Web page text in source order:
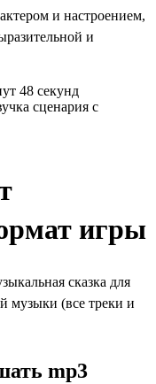
и настроением,
и
48 секунд
сценария с
игры
сказка для
музыки (все треки и
mp3